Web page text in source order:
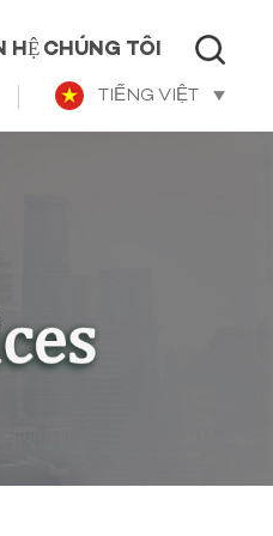
HỆ CHÚNG TÔI
TIẾNG VIỆT